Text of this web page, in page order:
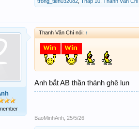
Thanh Vân Chí nói: ↑
Anh bắt AB thần thánh ghê lun
BaoMinhAnh 25/5/26